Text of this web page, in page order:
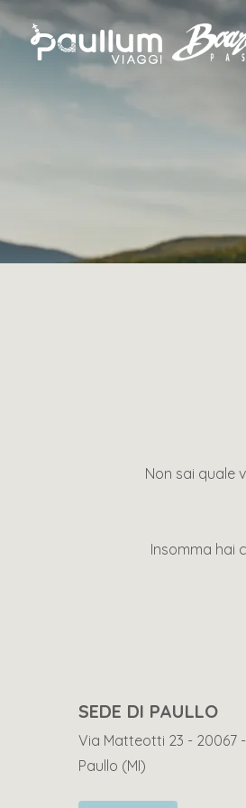
Non sai quale
Insomma hai
SEDE DI PAULLO
Via Matteotti 23 - 20067 -
Paullo (MI)